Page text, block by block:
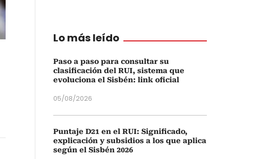
Lo más leído
Paso a paso para consultar su
clasificación del RUI, sistema que
evoluciona el Sisbén: link oficial
05/08/2026
Puntaje D21 en el RUI: Significado,
explicación y subsidios a los que aplica
según el Sisbén 2026